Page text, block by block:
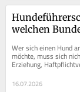
welchen
braucht man
Wer sich einen Hund
möchte, muss sich
Erziehung,
und Anmeldung
Bundesland kann auch...
16.07.2026